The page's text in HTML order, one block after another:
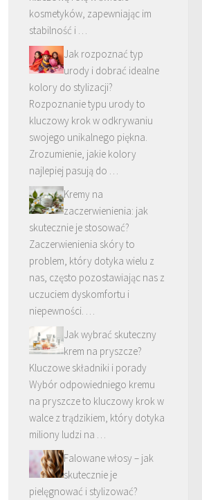
kosmetyków, zapewniając im
stabilność i …
Jak rozpoznać typ
urody i dobrać idealne
kolory do stylizacji?
Rozpoznanie typu urody to
kluczowy krok w odkrywaniu
swojego unikalnego piękna.
Zrozumienie, jakie kolory
najlepiej pasują do …
Kremy na
zaczerwienienia: jak
skutecznie je stosować?
Zaczerwienienia skóry to
problem, który dotyka wielu z
nas, często pozostawiając nas z
uczuciem dyskomfortu i
niepewności. …
Jak wybrać skuteczny
krem na pryszcze?
Kluczowe składniki i porady
Wybór odpowiedniego kremu
na pryszcze to kluczowy krok w
walce z trądzikiem, który dotyka
miliony ludzi na …
Falowane włosy – jak
skutecznie je
pielęgnować i stylizować?